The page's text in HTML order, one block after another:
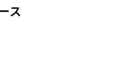
ルメを楽しむこともで
い登山コースです。
ス